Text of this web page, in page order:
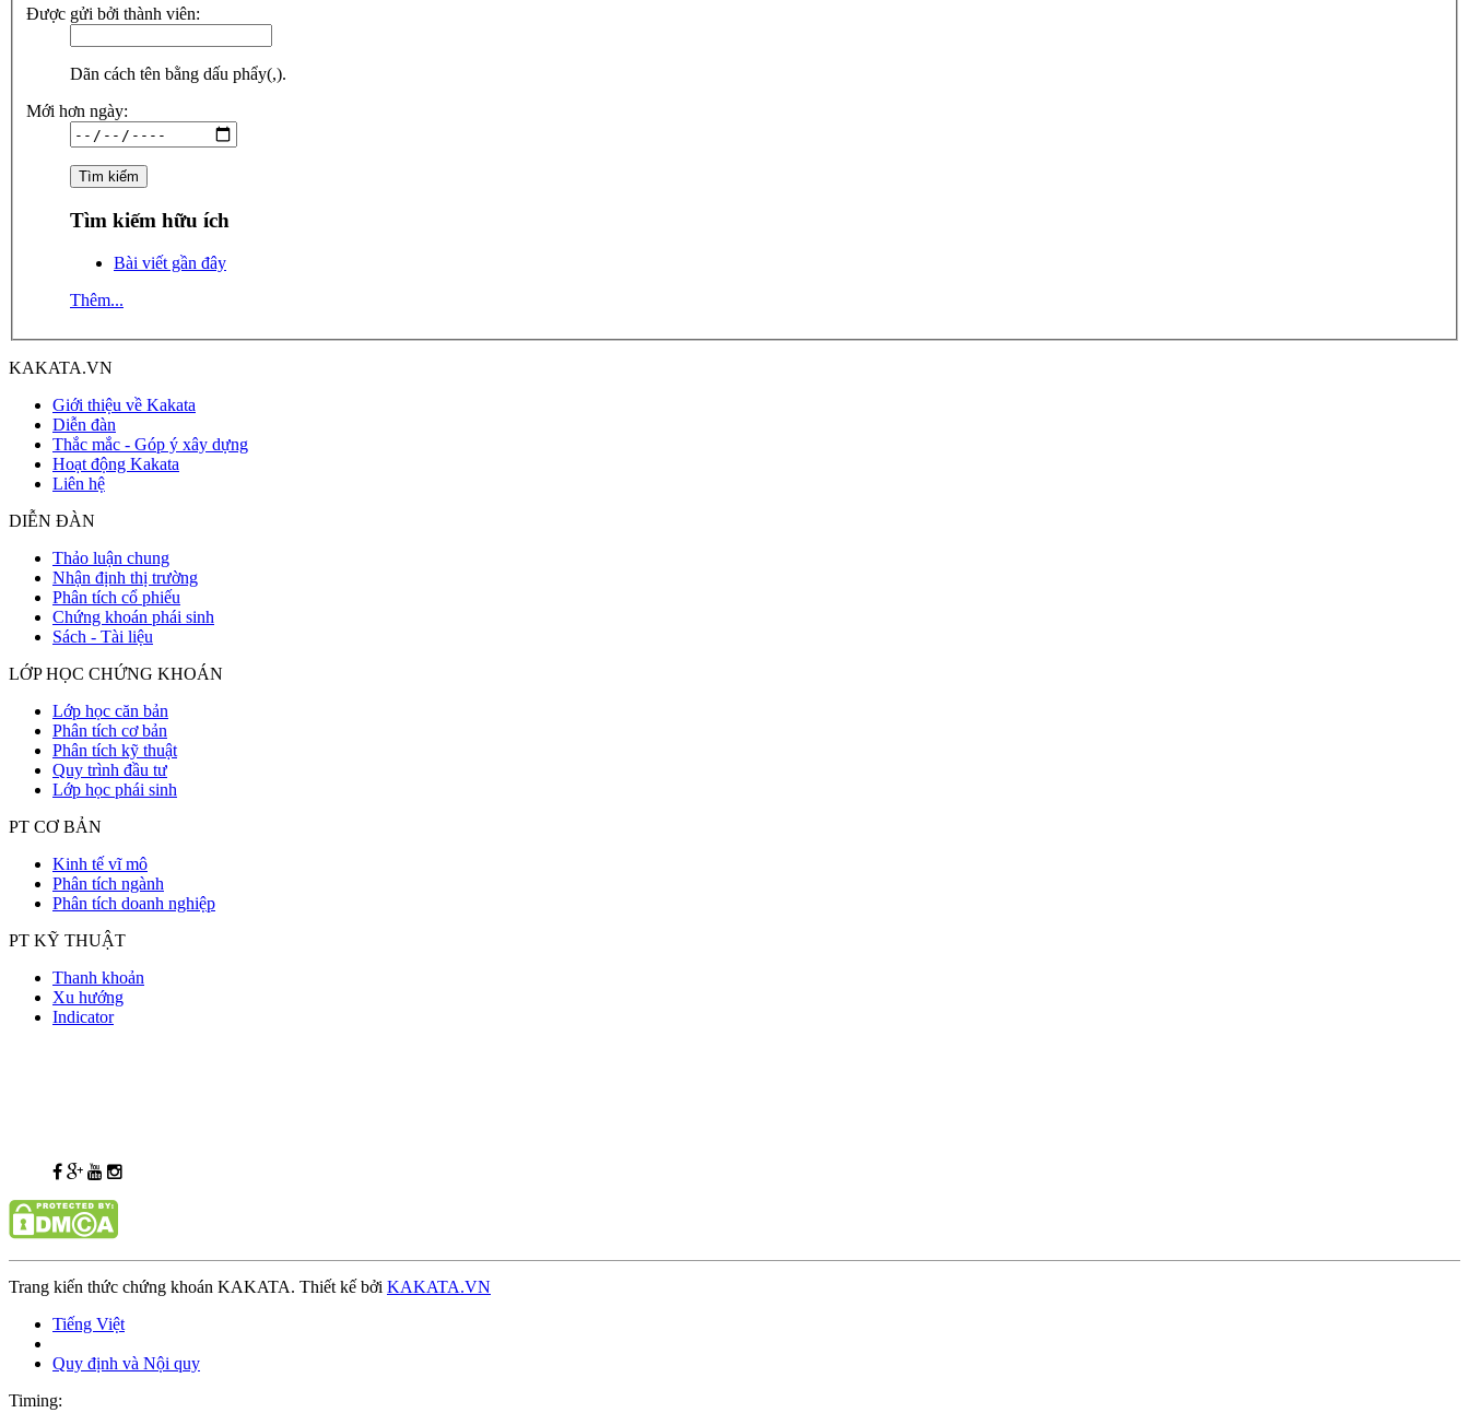
Được gửi bởi thành viên:
Dãn cách tên bằng dấu phẩy(,).
Mới hơn ngày:
Tìm kiếm hữu ích
Bài viết gần đây
Thêm...
KAKATA.VN
Giới thiệu về Kakata
Diễn đàn
Thắc mắc - Góp ý xây dựng
Hoạt động Kakata
Liên hệ
DIỄN ĐÀN
Thảo luận chung
Nhận định thị trường
Phân tích cổ phiếu
Chứng khoán phái sinh
Sách - Tài liệu
LỚP HỌC CHỨNG KHOÁN
Lớp học căn bản
Phân tích cơ bản
Phân tích kỹ thuật
Quy trình đầu tư
Lớp học phái sinh
PT CƠ BẢN
Kinh tế vĩ mô
Phân tích ngành
Phân tích doanh nghiệp
PT KỸ THUẬT
Thanh khoản
Xu hướng
Indicator
Trang kiến thức chứng khoán KAKATA. Thiết kế bởi KAKATA.VN
Tiếng Việt
Quy định và Nội quy
Timing: